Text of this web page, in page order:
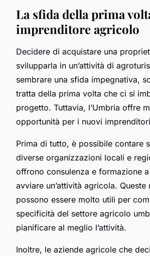
La sfida della prima
imprenditore agricolo
Decidere di acquistare una
svilupparla in un’attività di
sembrare una sfida impegnativa,
tratta della prima volta che ci si
progetto. Tuttavia, l’Umbria offre
opportunità per i nuovi
Prima di tutto, è possibile contare
diverse organizzazioni locali e
offrono consulenza e formazione
avviare un’attività agricola. Queste
possono essere molto utili per
specificità del settore agricolo
pianificare al meglio l’attività.
Inoltre, le aziende agricole che